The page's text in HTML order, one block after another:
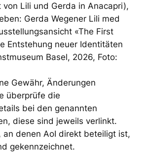
von Lili und Gerda in Anacapri),
Gerda Wegener Lili med
«The First
Entstehung neuer Identitäten
Basel, 2026, Foto:
Gewähr, Änderungen
überprüfe die
bei den genannten
diese sind jeweils verlinkt.
an denen AoI direkt beteiligt ist,
gekennzeichnet.